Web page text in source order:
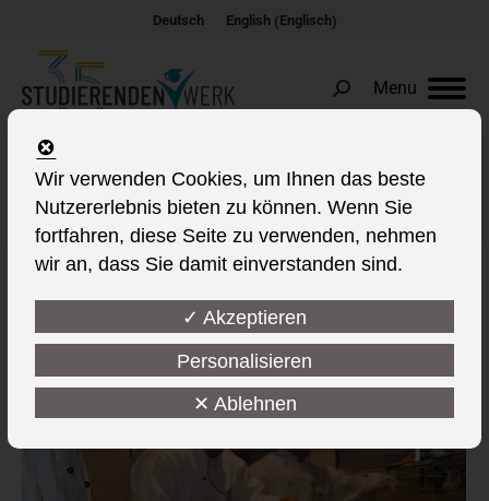
Deutsch English(Englisch)
Menu
Search:
Autoren-Archive:sw
Sie befinden sich hier:
Wir verwenden Cookies, um Ihnen das beste
Nutzererlebnis bieten zu können. Wenn Sie
fortfahren, diese Seite zu verwenden, nehmen
wir an, dass Sie damit einverstanden sind.
✓ Akzeptieren
Personalisieren
✕ Ablehnen